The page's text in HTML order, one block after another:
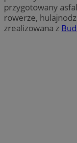
przygotowany
rowerze,
zrealizowana z